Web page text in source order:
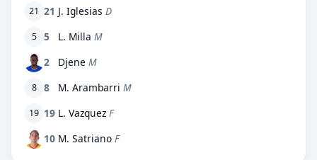
21 21 J. Iglesias D
5 5 L. Milla M
2
Djene M
8 8 M. Arambarri M
19 19 L. Vazquez F
10 M. Satriano F